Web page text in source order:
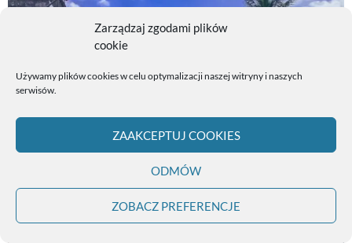
Zarządzaj zgodami plików
cookie
Używamy plików cookies w celu optymalizacji naszej witryny i naszych
serwisów.
ZAAKCEPTUJ COOKIES
ODMÓW
ZOBACZ PREFERENCJE